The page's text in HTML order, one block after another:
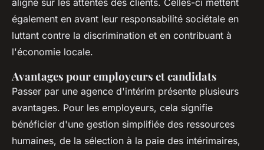
également en avant leur responsabilité sociétale en
luttant contre la discrimination et en contribuant à
l'économie locale.
Avantages pour employeurs et candidats
Passer par une agence d'intérim présente plusieurs
avantages. Pour les employeurs, cela signifie
bénéficier d'une gestion simplifiée des ressources
humaines, de la sélection à la paie des intérimaires,